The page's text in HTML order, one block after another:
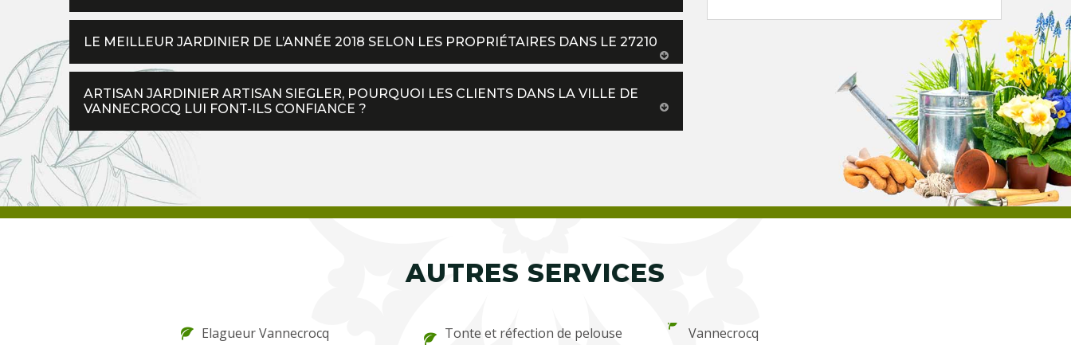
LE MEILLEUR JARDINIER DE L’ANNÉE 2018 SELON LES PROPRIÉTAIRES DANS LE 27210
ARTISAN JARDINIER ARTISAN SIEGLER, POURQUOI LES CLIENTS DANS LA VILLE DE
VANNECROCQ LUI FONT-ILS CONFIANCE ?
AUTRES SERVICES
Elagueur Vannecrocq
Tonte et réfection de pelouse
Vannecrocq